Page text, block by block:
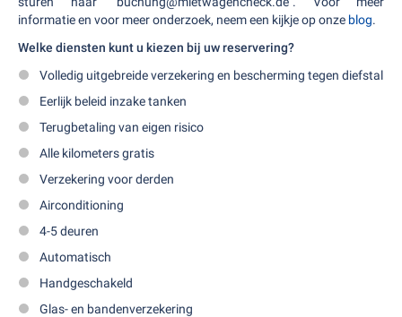
informatie en voor meer onderzoek, neem een kijkje op onze blog.
Welke diensten kunt u kiezen bij uw reservering?
Volledig uitgebreide verzekering en bescherming tegen diefstal
Eerlijk beleid inzake tanken
Terugbetaling van eigen risico
Alle kilometers gratis
Verzekering voor derden
Airconditioning
4-5 deuren
Automatisch
Handgeschakeld
Glas- en bandenverzekering